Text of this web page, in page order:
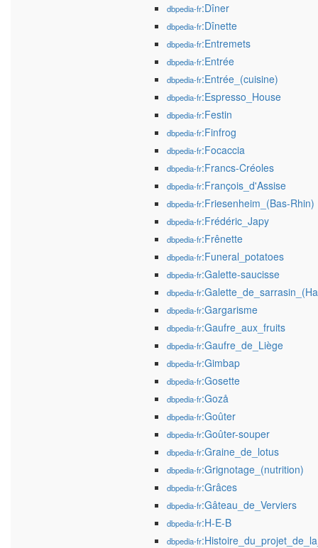
dbpedia-fr:Dîner
dbpedia-fr:Dînette
dbpedia-fr:Entremets
dbpedia-fr:Entrée
dbpedia-fr:Entrée_(cuisine)
dbpedia-fr:Espresso_House
dbpedia-fr:Festin
dbpedia-fr:Finfrog
dbpedia-fr:Focaccia
dbpedia-fr:Francs-Créoles
dbpedia-fr:François_d'Assise
dbpedia-fr:Friesenheim_(Bas-Rhin)
dbpedia-fr:Frédéric_Japy
dbpedia-fr:Frênette
dbpedia-fr:Funeral_potatoes
dbpedia-fr:Galette-saucisse
dbpedia-fr
dbpedia-fr:Gargarisme
dbpedia-fr:Gaufre_aux_fruits
dbpedia-fr:Gaufre_de_Liège
dbpedia-fr:Gimbap
dbpedia-fr:Gosette
dbpedia-fr:Gozå
dbpedia-fr:Goûter
dbpedia-fr:Goûter-souper
dbpedia-fr:Graine_de_lotus
dbpedia-fr:Grignotage_(nutrition)
dbpedia-fr:Grâces
dbpedia-fr:Gâteau_de_Verviers
dbpedia-fr:H-E-B
dbpedia-fr